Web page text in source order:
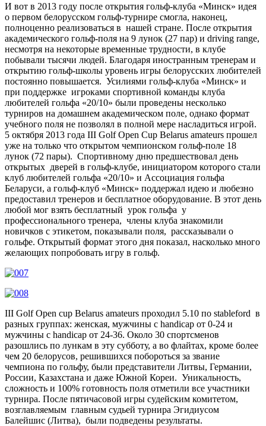
И вот в 2013 году после открытия гольф-клуба «Минск» идея
о первом белорусском гольф-турнире смогла, наконец,
полноценно реализоваться в нашей стране. После открытия
академического гольф-поля на 9 лунок (27 пар) и driving range,
несмотря на некоторые временные трудности, в клубе
побывали тысячи людей. Благодаря иностранным тренерам и
открытию гольф-школы уровень игры белорусских любителей
постоянно повышается. Усилиями гольф-клуба «Минск» и
при поддержке игроками спортивной команды клуба
любителей гольфа «20/10» были проведены несколько
турниров на домашнем академическом поле, однако формат
учебного поля не позволял в полной мере насладиться игрой.
5 октября 2013 года III Golf Open Cup Belarus amateurs прошел
уже на только что открытом чемпионском гольф-поле 18
лунок (72 пары). Спортивному дню предшествовал день
открытых дверей в гольф-клубе, инициатором которого стали
клуб любителей гольфа «20/10» и Ассоциация гольфа
Беларуси, а гольф-клуб «Минск» поддержал идею и любезно
предоставил тренеров и бесплатное оборудование. В этот день
любой мог взять бесплатный урок гольфа у
профессионального тренера, члены клуба знакомили
новичков с этикетом, показывали поля, рассказывали о
гольфе. Открытый формат этого дня показал, насколько много
желающих попробовать игру в гольф.
III Golf Open cup Belarus amateurs проходил 5.10 по stableford в
разных группах: женская, мужчины с handicap от 0-24 и
мужчины с handicap от 24-36. Около 30 спортсменов
разошлись по лункам в эту субботу, а во флайтах, кроме более
чем 20 белорусов, решившихся побороться за звание
чемпиона по гольфу, были представители Литвы, Германии,
России, Казахстана и даже Южной Кореи. Уникальность,
сложность и 100% готовность поля отметили все участники
турнира. После пятичасовой игры судейским комитетом,
возглавляемым главным судьей турнира Эгидиусом
Балейшис (Литва), были подведены результаты.